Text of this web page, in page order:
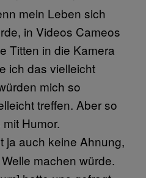
mein Leben sich
in Videos Cameos
Titten in die Kamera
ich das vielleicht
mich so
treffen. Aber so
Humor.
ja auch keine Ahnung,
machen würde.